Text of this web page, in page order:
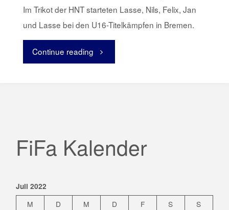
Im Trikot der HNT starteten Lasse, Nils, Felix, Jan
und Lasse bei den U16-Titelkämpfen in Bremen.
Continue reading "FiFA-
FiFa Kalender
Juli 2022
M D M D F S
S